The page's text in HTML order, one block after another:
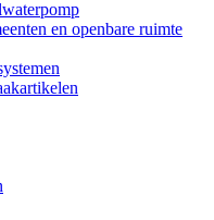
en openbare ruimte